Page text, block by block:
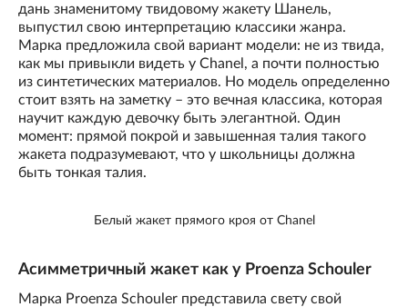
дань знаменитому твидовому жакету Шанель,
выпустил свою интерпретацию классики жанра.
Марка предложила свой вариант модели: не из твида,
как мы привыкли видеть у Chanel, а почти полностью
из синтетических материалов. Но модель определенно
стоит взять на заметку – это вечная классика, которая
научит каждую девочку быть элегантной. Один
момент: прямой покрой и завышенная талия такого
жакета подразумевают, что у школьницы должна
быть тонкая талия.
Белый жакет прямого кроя от Chanel
Асимметричный жакет как у Proenza Schouler
Марка Proenza Schouler представила свету свой